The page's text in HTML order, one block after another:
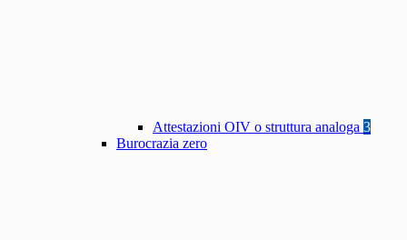
Attestazioni OIV o struttura analoga 3
Burocrazia zero